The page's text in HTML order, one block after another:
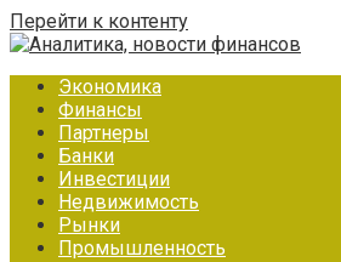
Перейти к контенту
Экономика
Финансы
Партнеры
Банки
Инвестиции
Недвижимость
Рынки
Промышленность